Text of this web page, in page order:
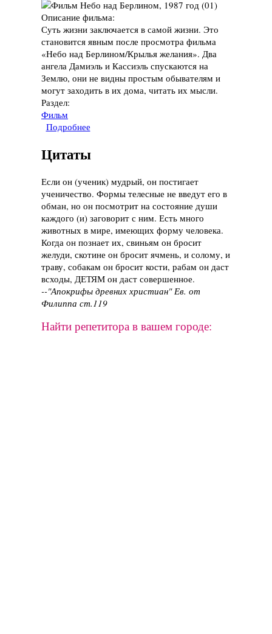
Описание фильма:
Суть жизни заключается в самой жизни. Это
становится явным после просмотра фильма
«Небо над Берлином/Крылья желания». Два
ангела Дамиэль и Кассиэль спускаются на
Землю, они не видны простым обывателям и
могут заходить в их дома, читать их мысли.
Раздел:
Фильм
Подробнее
Цитаты
Если он (ученик) мудрый, он постигает
ученичество. Формы телесные не введут его в
обман, но он посмотрит на состояние души
каждого (и) заговорит с ним. Есть много
животных в мире, имеющих форму человека.
Когда он познает их, свиньям он бросит
желуди, скотине он бросит ячмень, и солому, и
траву, собакам он бросит кости, рабам он даст
всходы, ДЕТЯМ он даст совершенное.
--"Апокрифы древних христиан" Ев. от
Филиппа ст.119
Найти репетитора в вашем городе: